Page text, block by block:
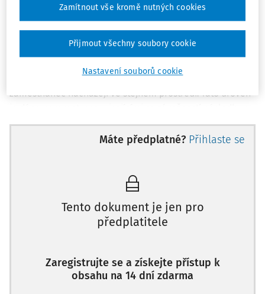
S novými roboty, technologiemi a různými standardy, které
se týkají robotiky je neustále opakujícím se tématem
„bezpečnost“. Všichni jsme si vědomi, že existuje, a vždy
považováno za přijatelné“, pokud se kolaborativní robot a
zaměstnanec nacházejí ve stejném prostředí. Tato úroveň
pravděpodobností výskytu úrazu zaměstnance. Prostředí
interakce člověk/robot musí splňovat určitou úroveň
správně určit, zda potenciální nebezpečí překračuje
zjisti je provedení posouzení rizik. Pokud se již orientujete
v oblasti bezpečnosti, nepochybně jste již slyšeli termín
používán poměrně časti, je nutné si uvědomit, že lidé, kteří
právě přicházejí na trh robotů, nemají s tímto pojmem
Máte předplatné? Přihlaste se
Tento dokument je jen pro
předplatitele
Zaregistrujte se a získejte přístup k
obsahu na 14 dní zdarma
Nastavení souborů cookie
Zamítnout vše kromě nutných cookies
Přijmout všechny soubory cookie